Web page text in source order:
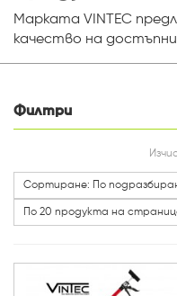
Марката VINTEC
качество на
Филтри
Категории
Сортиране: По
По 20 продукта на